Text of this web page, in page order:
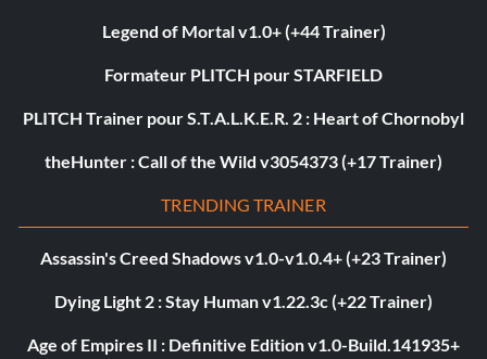
Legend of Mortal v1.0+ (+44 Trainer)
Formateur PLITCH pour STARFIELD
PLITCH Trainer pour S.T.A.L.K.E.R. 2 : Heart of Chornobyl
theHunter : Call of the Wild v3054373 (+17 Trainer)
TRENDING TRAINER
Assassin's Creed Shadows v1.0-v1.0.4+ (+23 Trainer)
Dying Light 2 : Stay Human v1.22.3c (+22 Trainer)
Age of Empires II : Definitive Edition v1.0-Build.141935+